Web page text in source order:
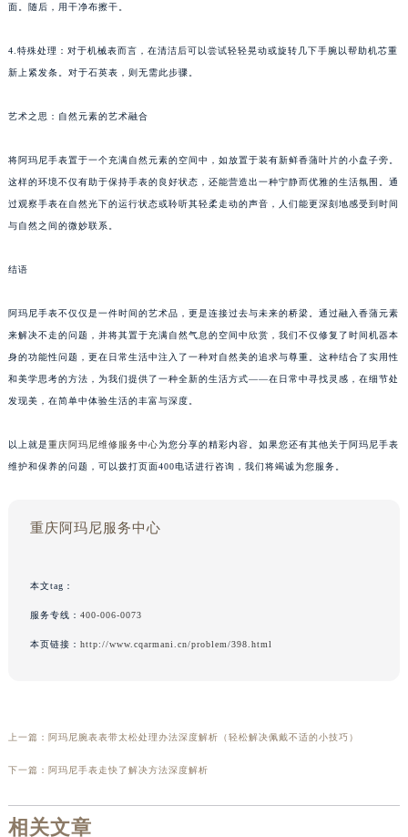
面。随后，用干净布擦干。
4.特殊处理：对于机械表而言，在清洁后可以尝试轻轻晃动或旋转几下手腕以帮助机芯重
新上紧发条。对于石英表，则无需此步骤。
艺术之思：自然元素的艺术融合
将阿玛尼手表置于一个充满自然元素的空间中，如放置于装有新鲜香蒲叶片的小盘子旁。
这样的环境不仅有助于保持手表的良好状态，还能营造出一种宁静而优雅的生活氛围。通
过观察手表在自然光下的运行状态或聆听其轻柔走动的声音，人们能更深刻地感受到时间
与自然之间的微妙联系。
结语
阿玛尼手表不仅仅是一件时间的艺术品，更是连接过去与未来的桥梁。通过融入香蒲元素
来解决不走的问题，并将其置于充满自然气息的空间中欣赏，我们不仅修复了时间机器本
身的功能性问题，更在日常生活中注入了一种对自然美的追求与尊重。这种结合了实用性
和美学思考的方法，为我们提供了一种全新的生活方式——在日常中寻找灵感，在细节处
发现美，在简单中体验生活的丰富与深度。
以上就是重庆阿玛尼维修服务中心为您分享的精彩内容。如果您还有其他关于阿玛尼手表
维护和保养的问题，可以拨打页面400电话进行咨询，我们将竭诚为您服务。
重庆阿玛尼服务中心
本文tag：
服务专线： 400-006-0073
本页链接： http://www.cqarmani.cn/problem/398.html
上一篇： 阿玛尼腕表表带太松处理办法深度解析（轻松解决佩戴不适的小技巧）
下一篇： 阿玛尼手表走快了解决方法深度解析
相关文章